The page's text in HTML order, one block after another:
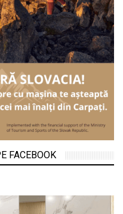
FACEBOOK